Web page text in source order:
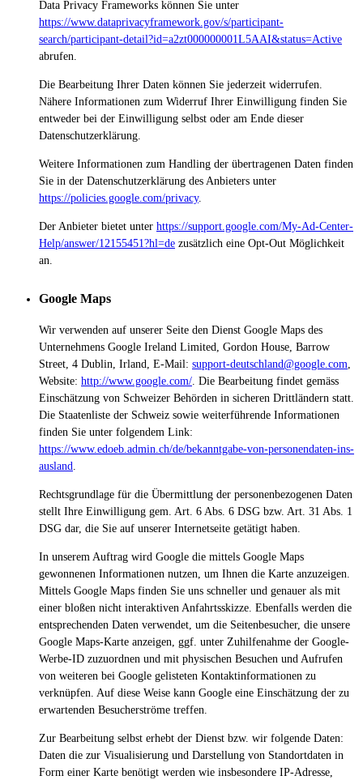
Data Privacy Frameworks können Sie unter
https://www.dataprivacyframework.gov/s/participant-
search/participant-detail?id=a2zt000000001L5AAI&status=Active
abrufen.
Die Bearbeitung Ihrer Daten können Sie jederzeit widerrufen.
Nähere Informationen zum Widerruf Ihrer Einwilligung finden Sie
entweder bei der Einwilligung selbst oder am Ende dieser
Datenschutzerklärung.
Weitere Informationen zum Handling der übertragenen Daten finden
Sie in der Datenschutzerklärung des Anbieters unter
https://policies.google.com/privacy.
Der Anbieter bietet unter https://support.google.com/My-Ad-Center-
Help/answer/12155451?hl=de zusätzlich eine Opt-Out Möglichkeit
an.
Google Maps
Wir verwenden auf unserer Seite den Dienst Google Maps des
Unternehmens Google Ireland Limited, Gordon House, Barrow
Street, 4 Dublin, Irland, E-Mail: support-deutschland@google.com,
Website: http://www.google.com/. Die Bearbeitung findet gemäss
Einschätzung von Schweizer Behörden in sicheren Drittländern statt.
Die Staatenliste der Schweiz sowie weiterführende Informationen
finden Sie unter folgendem Link:
https://www.edoeb.admin.ch/de/bekanntgabe-von-personendaten-ins-
ausland.
Rechtsgrundlage für die Übermittlung der personenbezogenen Daten
stellt Ihre Einwilligung gem. Art. 6 Abs. 6 DSG bzw. Art. 31 Abs. 1
DSG dar, die Sie auf unserer Internetseite getätigt haben.
In unserem Auftrag wird Google die mittels Google Maps
gewonnenen Informationen nutzen, um Ihnen die Karte anzuzeigen.
Mittels Google Maps finden Sie uns schneller und genauer als mit
einer bloßen nicht interaktiven Anfahrtsskizze. Ebenfalls werden die
entsprechenden Daten verwendet, um die Seitenbesucher, die unsere
Google Maps-Karte anzeigen, ggf. unter Zuhilfenahme der Google-
Werbe-ID zuzuordnen und mit physischen Besuchen und Aufrufen
von weiteren bei Google gelisteten Kontaktinformationen zu
verknüpfen. Auf diese Weise kann Google eine Einschätzung der zu
erwartenden Besucherströme treffen.
Zur Bearbeitung selbst erhebt der Dienst bzw. wir folgende Daten:
Daten die zur Visualisierung und Darstellung von Standortdaten in
Form einer Karte benötigt werden wie insbesondere IP-Adresse,